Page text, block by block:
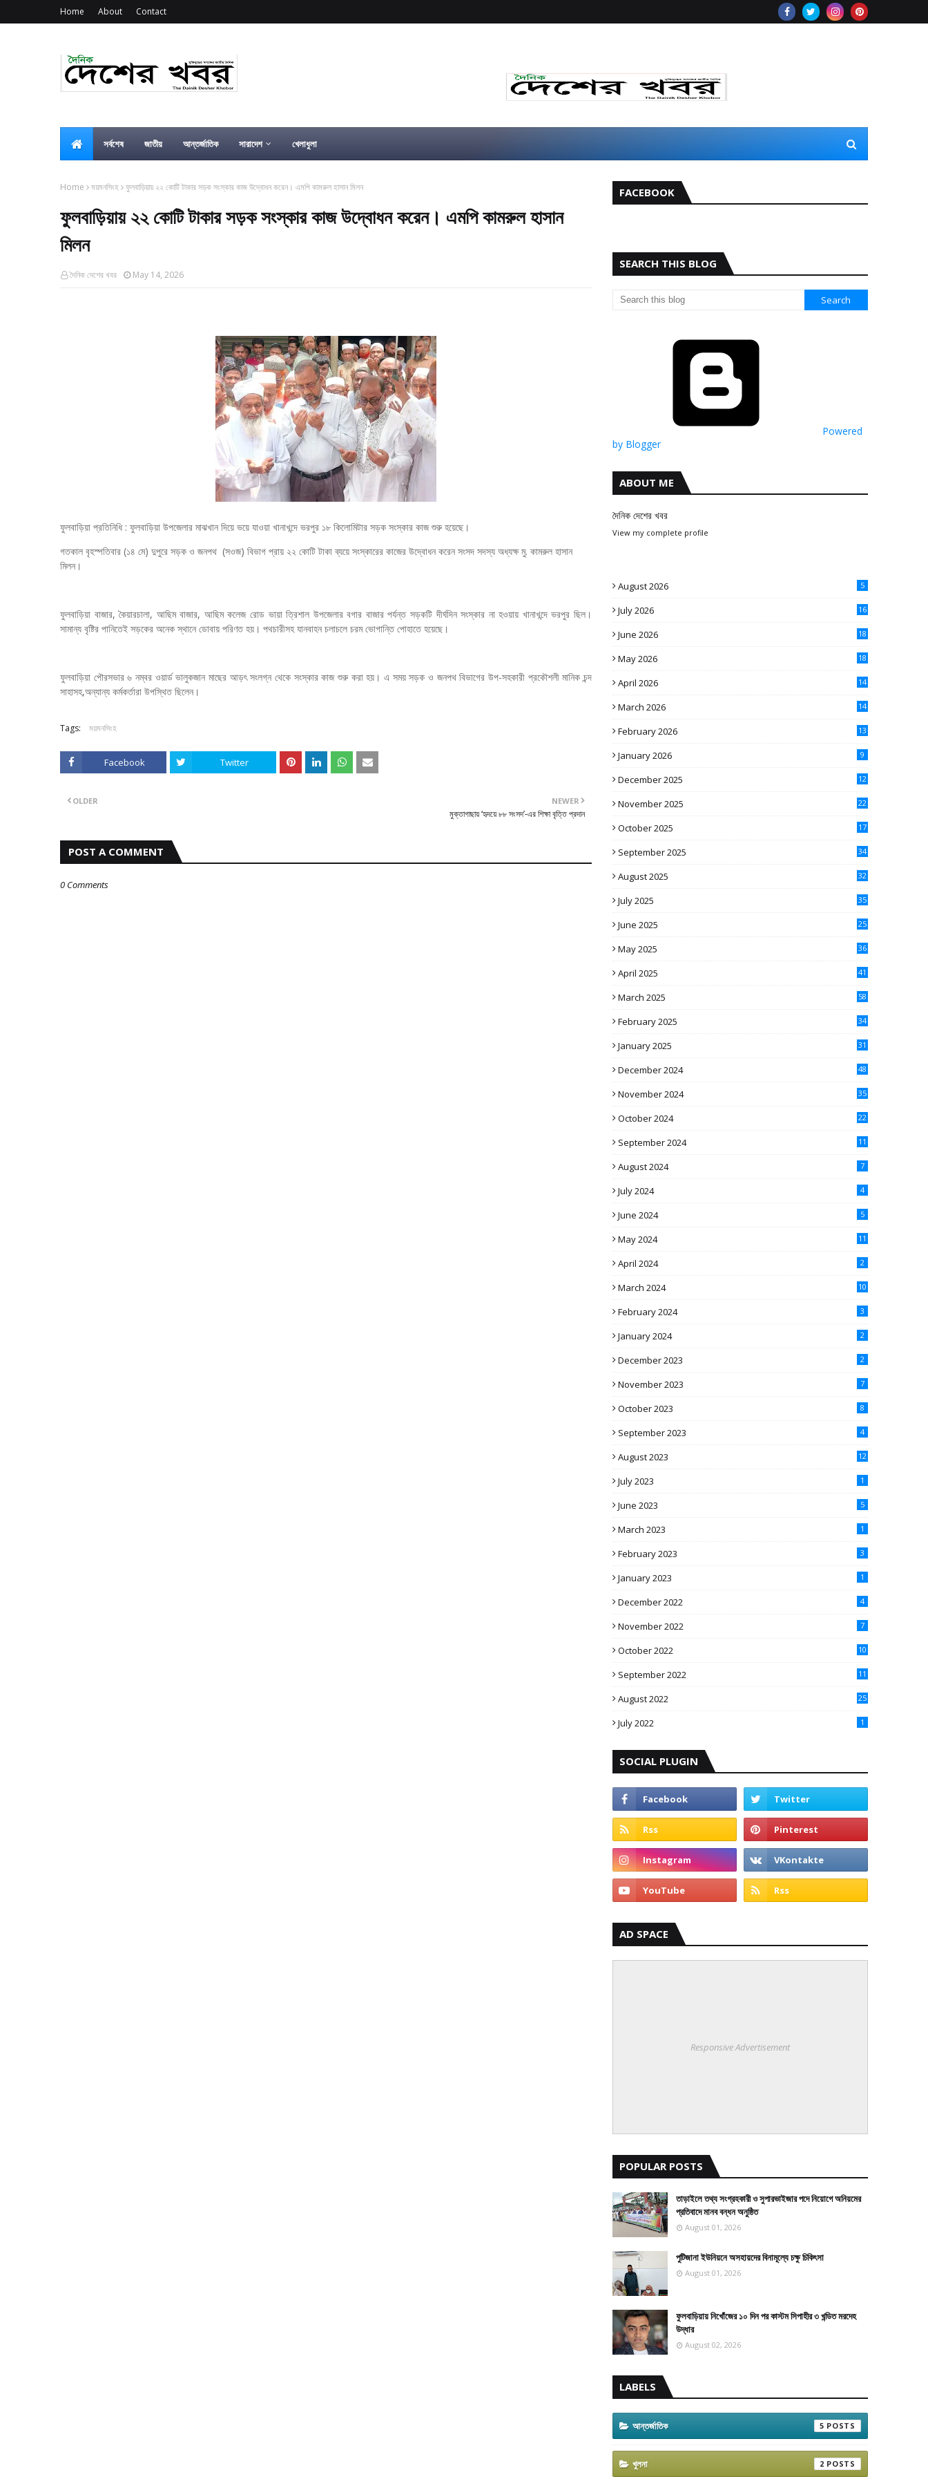
Home About Contact
সর্বশেষ জাতীয় আন্তর্জাতিক সারাদেশ খেলাধুলা
Home ময়মনসিংহ ফুলবাড়িয়ায় ২২ কোটি টাকার সড়ক সংস্কার কাজ উদ্বোধন করেন। এমপি কামরুল হাসান মিলন
ফুলবাড়িয়ায় ২২ কোটি টাকার সড়ক সংস্কার কাজ উদ্বোধন করেন। এমপি কামরুল হাসান
মিলন
দৈনিক দেশের খবর May 14, 2026
ফুলবাড়িয়া প্রতিনিধি : ফুলবাড়িয়া উপজেলার মাঝখান দিয়ে ভয়ে যাওয়া খানাখন্দে ভরপুর ১৮ কিলোমিটার সড়ক সংস্কার কাজ শুরু হয়েছে।
গতকাল বৃহস্পতিবার (১৪ মে) দুপুরে সড়ক ও জনপথ (সওজ) বিভাগ প্রায় ২২ কোটি টাকা ব্যয়ে সংস্কারের কাজের উদ্বোধন করেন সংসদ সদস্য অধ্যক্ষ মু. কামরুল হাসান
মিলন।
ফুলবাড়িয়া বাজার, কৈয়ারচালা, আছিম বাজার, আছিম কলেজ রোড ভায়া ত্রিশাল উপজেলার বগার বাজার পর্যন্ত সড়কটি দীর্ঘদিন সংস্কার না হওয়ায় খানাখন্দে ভরপুর ছিল।
সামান্য বৃষ্টির পানিতেই সড়কের অনেক স্থানে ডোবায় পরিণত হয়। পথচারীসহ যানবাহন চলাচলে চরম ভোগান্তি পোহাতে হয়েছে।
ফুলবাড়িয়া পৌরসভার ৬ নম্বর ওয়ার্ড ভালুকজান মাছের আড়ৎ সংলগ্ন থেকে সংস্কার কাজ শুরু করা হয়। এ সময় সড়ক ও জনপথ বিভাগের উপ-সহকারী প্রকৌশলী মানিক চন্দ
সাহাসহ,অন্যান্য কর্মকর্তারা উপস্থিত ছিলেন।
Tags: ময়মনসিংহ
Facebook Twitter
NEWER
মুক্তাগাছায় ‘হৃদয়ে ৮৮ সংসদ’-এর শিক্ষা বৃত্তি প্রদান
OLDER
POST A COMMENT
0 Comments
FACEBOOK
SEARCH THIS BLOG
Powered
by Blogger
ABOUT ME
দৈনিক দেশের খবর
View my complete profile
August 2026 5
July 2026 16
June 2026 18
May 2026 18
April 2026 14
March 2026 14
February 2026 13
January 2026 9
December 2025 12
November 2025 22
October 2025 17
September 2025 34
August 2025 32
July 2025 35
June 2025 25
May 2025 36
April 2025 41
March 2025 58
February 2025 34
January 2025 31
December 2024 48
November 2024 35
October 2024 22
September 2024 11
August 2024 7
July 2024 4
June 2024 5
May 2024 11
April 2024 2
March 2024 10
February 2024 3
January 2024 2
December 2023 2
November 2023 7
October 2023 8
September 2023 4
August 2023 12
July 2023 1
June 2023 5
March 2023 1
February 2023 3
January 2023 1
December 2022 4
November 2022 7
October 2022 10
September 2022 11
August 2022 25
July 2022 1
SOCIAL PLUGIN
AD SPACE
Responsive Advertisement
POPULAR POSTS
তাড়াইলে তথ্য সংগ্রহকারী ও সুপারভাইজার পদে নিয়োগে অনিয়মের
প্রতিবাদে মানব বন্ধন অনুষ্ঠিত
August 01, 2026
পুটিজানা ইউনিয়নে অসহায়দের বিনামূল্যে চক্ষু চিকিৎসা
August 01, 2026
ফুলবাড়িয়ায় নিখোঁজের ১০ দিন পর কাস্টম সিপাহীর ৩ খন্ডিত মরদেহ
উদ্ধার
August 02, 2026
LABELS
আন্তর্জাতিক 5
খুলনা 2